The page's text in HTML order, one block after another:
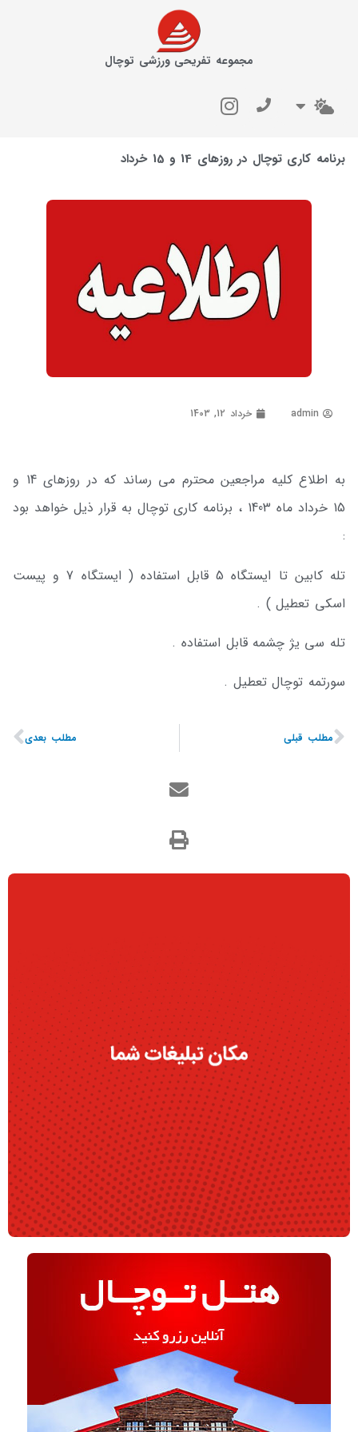
مجموعه تفریحی ورزشی توچال
برنامه کاری توچال در روزهای 14 و 15 خرداد
admin خرداد 12, 1403
به اطلاع کلیه مراجعین محترم می رساند که در روزهای 14 و
15 خرداد ماه 1403 ، برنامه کاری توچال به قرار ذیل خواهد بود
:
تله کابین تا ایستگاه 5 قابل استفاده ( ایستگاه 7 و پیست
اسکی تعطیل ) .
تله سی یژ چشمه قابل استفاده .
سورتمه توچال تعطیل .
مطلب قبلی مطلب بعدی